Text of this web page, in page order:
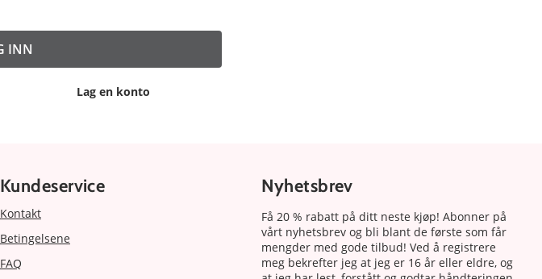
Lag en konto
Kundeservice
Kontakt
Betingelsene
FAQ
Nyhetsbrev
Få 20 % rabatt på ditt neste kjøp! Abonner på
vårt nyhetsbrev og bli blant de første som får
mengder med gode tilbud! Ved å registrere
meg bekrefter jeg at jeg er 16 år eller eldre, og